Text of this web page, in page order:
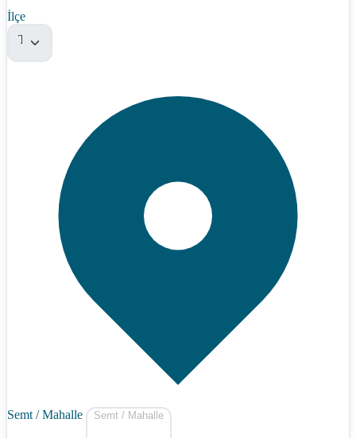
İlçe
Tümü
Semt / Mahalle Semt / Mahalle